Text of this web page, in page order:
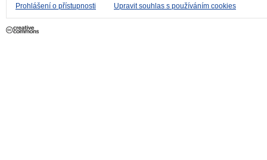
Prohlášení o přístupnosti Upravit souhlas s používáním cookies